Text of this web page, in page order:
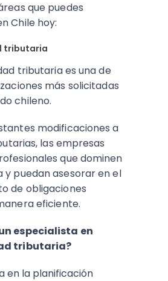
que puedes
Chile hoy:
tributaria
tributaria es una de
más solicitadas
chileno.
modificaciones a
las empresas
que dominen
y puedan asesorar en el
de obligaciones
eficiente.
especialista en
tributaria?
en la planificación